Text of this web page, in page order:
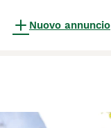
Nuovo annuncio